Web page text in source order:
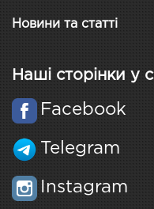
Новини та статті
Наші сторінки у
Facebook
Telegram
Instagram